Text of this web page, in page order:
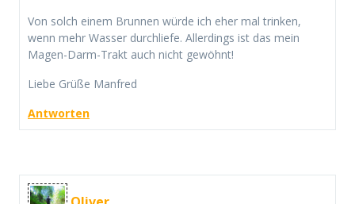
Von solch einem Brunnen würde ich eher mal trinken,
wenn mehr Wasser durchliefe. Allerdings ist das mein
Magen-Darm-Trakt auch nicht gewöhnt!
Liebe Grüße Manfred
Antworten